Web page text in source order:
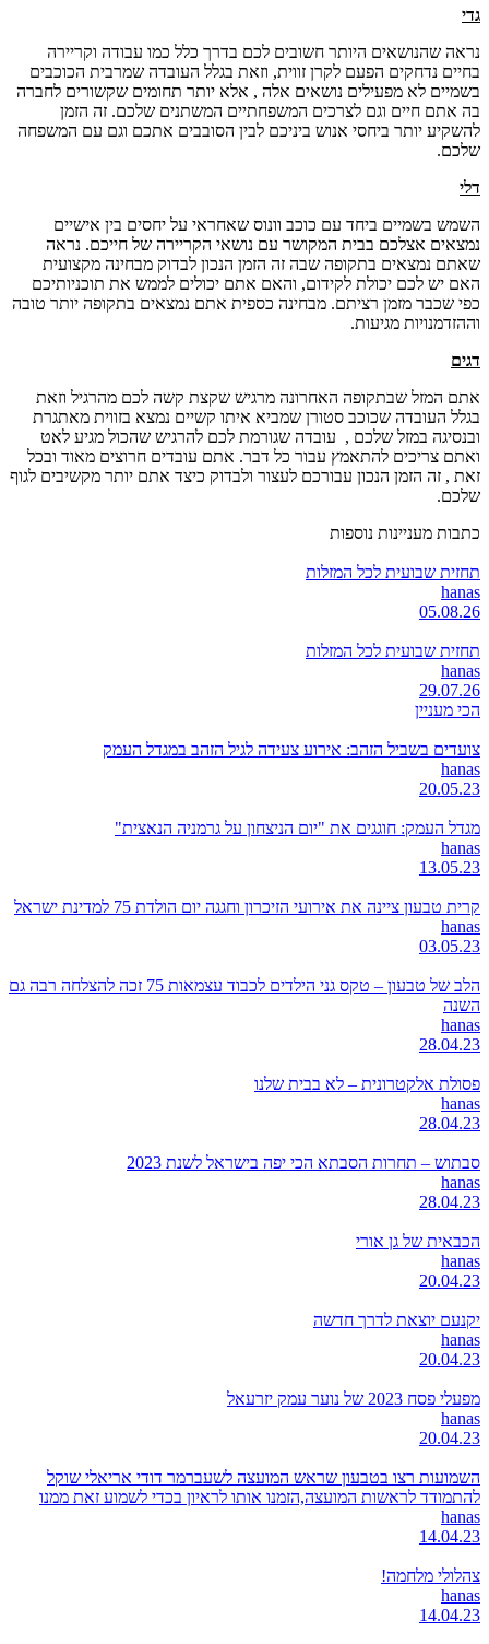
גדי
נראה שהנושאים היותר חשובים לכם בדרך כלל כמו עבודה וקריירה
בחיים נדחקים הפעם לקרן זווית, וזאת בגלל העובדה שמרבית הכוכבים
בשמיים לא מפעילים נושאים אלה , אלא יותר תחומים שקשורים לחברה
בה אתם חיים וגם לצרכים המשפחתיים המשתנים שלכם. זה הזמן
להשקיע יותר ביחסי אנוש ביניכם לבין הסובבים אתכם וגם עם המשפחה
שלכם.
דלי
השמש בשמיים ביחד עם כוכב וונוס שאחראי על יחסים בין אישיים
נמצאים אצלכם בבית המקושר עם נושאי הקריירה של חייכם. נראה
שאתם נמצאים בתקופה שבה זה הזמן הנכון לבדוק מבחינה מקצועית
האם יש לכם יכולת לקידום, והאם אתם יכולים לממש את תוכניותיכם
כפי שכבר מזמן רציתם. מבחינה כספית אתם נמצאים בתקופה יותר טובה
וההזדמנויות מגיעות.
דגים
אתם המזל שבתקופה האחרונה מרגיש שקצת קשה לכם מהרגיל וזאת
בגלל העובדה שכוכב סטורן שמביא איתו קשיים נמצא בזווית מאתגרת
ובנסיגה במזל שלכם , עובדה שגורמת לכם להרגיש שהכול מגיע לאט
ואתם צריכים להתאמץ עבור כל דבר. אתם עובדים חרוצים מאוד ובכל
זאת , זה הזמן הנכון עבורכם לעצור ולבדוק כיצד אתם יותר מקשיבים לגוף
שלכם.
כתבות מעניינות נוספות
תחזית שבועית לכל המזלות
hanas
05.08.26
תחזית שבועית לכל המזלות
hanas
29.07.26
הכי מעניין
צועדים בשביל הזהב: אירוע צעידה לגיל הזהב במגדל העמק
hanas
20.05.23
מגדל העמק: חוגגים את "יום הניצחון על גרמניה הנאצית"
hanas
13.05.23
קרית טבעון ציינה את אירועי הזיכרון וחגגה יום הולדת 75 למדינת ישראל
hanas
03.05.23
הלב של טבעון – טקס גני הילדים לכבוד עצמאות 75 זכה להצלחה רבה גם
השנה
hanas
28.04.23
פסולת אלקטרונית – לא בבית שלנו
hanas
28.04.23
סבתוש – תחרות הסבתא הכי יפה בישראל לשנת 2023
hanas
28.04.23
הכבאית של גן אורי
hanas
20.04.23
יקנעם יוצאת לדרך חדשה
hanas
20.04.23
מפעלי פסח 2023 של נוער עמק יזרעאל
hanas
20.04.23
השמועות רצו בטבעון שראש המועצה לשעברמר דודי אריאלי שוקל
להתמודד לראשות המועצה,הזמנו אותו לראיון בכדי לשמוע זאת ממנו
hanas
14.04.23
צהלולי מלחמה!
hanas
14.04.23